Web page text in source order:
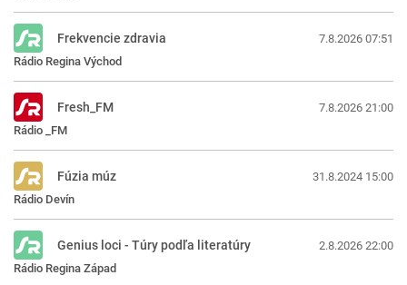
Rádio Regina Východ
Frekvencie zdravia 7.8.2026 07:51
Rádio _FM
Fresh_FM 7.8.2026 21:00
Rádio Devín
Fúzia múz 31.8.2024 15:00
Rádio Regina Západ
Genius loci - Túry podľa literatúry 2.8.2026 22:00